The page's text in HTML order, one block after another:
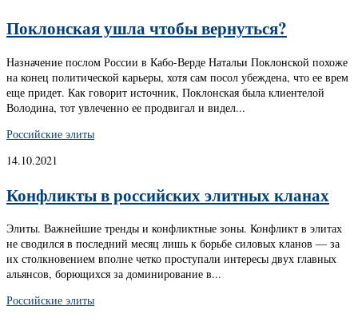
Поклонская ушла чтобы вернуться?
Назначение послом России в Кабо-Верде Натальи Поклонской похоже
на конец политической карьеры, хотя сам посол убеждена, что ее врем
еще придет. Как говорит источник, Поклонская была клиентелой
Володина, тот увлеченно ее продвигал и видел...
Российские элиты
14.10.2021
Конфликты в российских элитных кланах
Элиты. Важнейшие тренды и конфликтные зоны. Конфликт в элитах
не сводился в последний месяц лишь к борьбе силовых кланов — за
их столкновением вполне четко проступали интересы двух главных
альянсов, борющихся за доминирование в...
Российские элиты